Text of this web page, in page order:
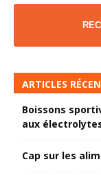
ARTICLES
Boissons
aux
Cap sur les